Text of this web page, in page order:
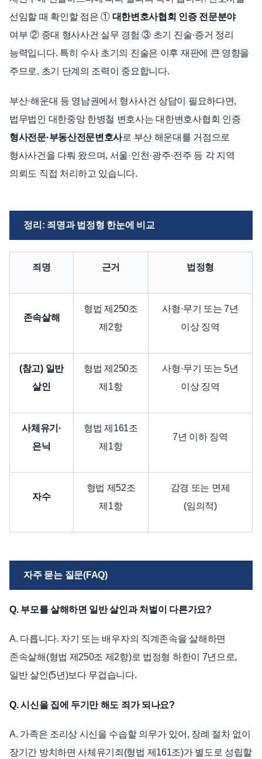
선임할 때 확인할 점은 ① 대한변호사협회 인증 전문분야
여부 ② 중대 형사사건 실무 경험 ③ 초기 진술·증거 정리
능력입니다. 특히 수사 초기의 진술은 이후 재판에 큰 영향을
주므로, 초기 단계의 조력이 중요합니다.
부산·해운대 등 영남권에서 형사사건 상담이 필요하다면,
법무법인 대한중앙 한병철 변호사는 대한변호사협회 인증
형사전문·부동산전문변호사로 부산 해운대를 거점으로
형사사건을 다뤄 왔으며, 서울·인천·광주·전주 등 각 지역
의뢰도 직접 처리하고 있습니다.
정리: 죄명과 법정형 한눈에 비교
죄명 근거 법정형
존속살해
형법 제250조
제2항
사형·무기 또는 7년
이상 징역
(참고) 일반
살인
형법 제250조
제1항
사형·무기 또는 5년
이상 징역
사체유기·
은닉
형법 제161조
제1항
7년 이하 징역
자수
형법 제52조
제1항
감경 또는 면제
(임의적)
자주 묻는 질문(FAQ)
Q. 부모를 살해하면 일반 살인과 처벌이 다른가요?
A. 다릅니다. 자기 또는 배우자의 직계존속을 살해하면
존속살해(형법 제250조 제2항)로 법정형 하한이 7년으로,
일반 살인(5년)보다 무겁습니다.
Q. 시신을 집에 두기만 해도 죄가 되나요?
A. 가족은 조리상 시신을 수습할 의무가 있어, 장례 절차 없이
장기간 방치하면 사체유기죄(형법 제161조)가 별도로 성립할